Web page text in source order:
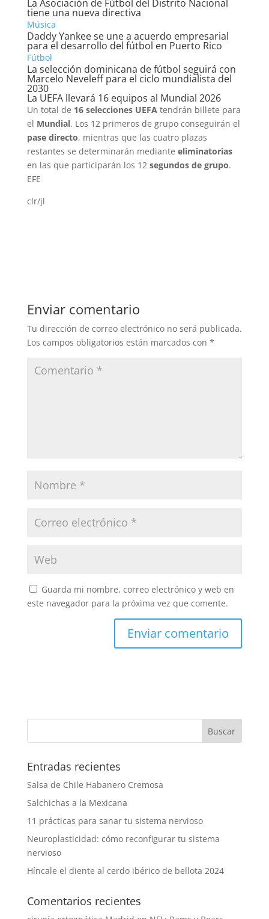
La Asociación de Fútbol del Distrito Nacional
tiene una nueva directiva
Música
Daddy Yankee se une a acuerdo empresarial
para el desarrollo del fútbol en Puerto Rico
Fútbol
La selección dominicana de fútbol seguirá con
Marcelo Neveleff para el ciclo mundialista del
2030
La UEFA llevará 16 equipos al Mundial 2026
Un total de 16 selecciones UEFAtendrán billete para
el Mundial. Los 12 primeros de grupo conseguirán el
pase directo, mientras que las cuatro plazas
restantes se determinarán mediante eliminatorias
en las que participarán los 12 segundos de grupo.
EFE
clr/jl
Enviar comentario
Tu dirección de correo electrónico no será publicada.
Los campos obligatorios están marcados con *
Guarda mi nombre, correo electrónico y web en
este navegador para la próxima vez que comente.
Entradas recientes
Salsa de Chile Habanero Cremosa
Salchichas a la Mexicana
11 prácticas para sanar tu sistema nervioso
Neuroplasticidad: cómo reconfigurar tu sistema
nervioso
Híncale el diente al cerdo ibérico de bellota 2024
Comentarios recientes